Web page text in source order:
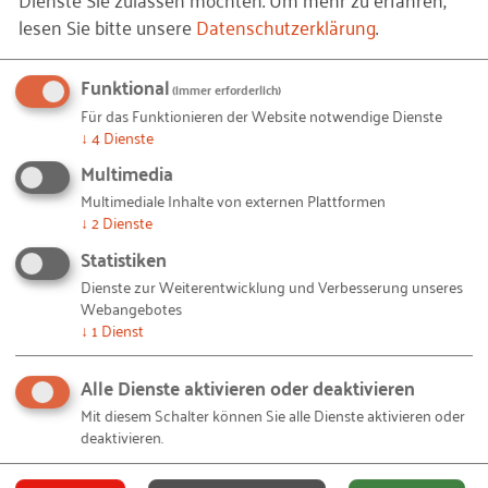
erst gar nicht. Durch Ausgleichsübungen, eine
richtige Körperhaltung beim Heben und Tragen und
ausreichend Bewegung können Beschäftigte viel
bewirken.
Aber auch der Arbeitgeber kann unterstützen: Zu
einer ergonomischen Gestaltung des Arbeitsplatzes
gehören beispielsweise Transport- und Hebehilfen.
Die Beschäftigten müssen jedoch auch in der
Handhabung unterwiesen werden, damit die
Unterstützungsmöglichkeiten richtig genutzt
werden.
Gute Arbeitgeber haben die Bedeutung der
Gesundheit Ihrer Mitarbeiter erkannt und
reagieren mit verschiedenen Angeboten. Unser
Leitfaden "Gesundheit geht uns alle an" liefert
lesen Sie bitte unsereDatenschutzerklärung.
Funktional(immer erforderlich)
Für das Funktionieren der Website notwendige Dienste
↓ 4Dienste
Multimedia
Multimediale Inhalte von externen Plattformen
↓ 2Dienste
Statistiken
Dienste zur Weiterentwicklung und Verbesserung unseres
Webangebotes
↓ 1 Dienst
Alle Dienste aktivieren oder deaktivieren
Mit diesem Schalter können Sie alle Dienste aktivieren oder
deaktivieren.